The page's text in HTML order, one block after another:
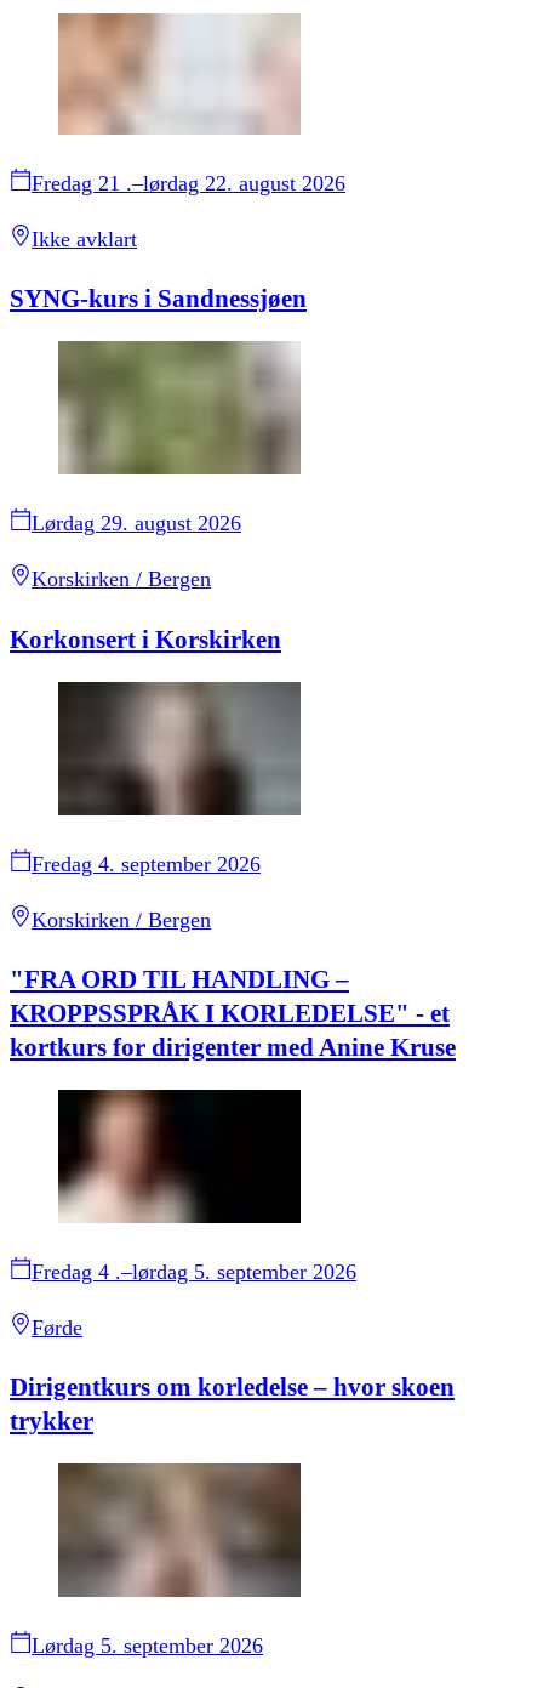
Fredag 21 .–lørdag 22. august 2026
Ikke avklart
SYNG-kurs i Sandnessjøen
Lørdag 29. august 2026
Korskirken / Bergen
Korkonsert i Korskirken
Fredag 4. september 2026
Korskirken / Bergen
"FRA ORD TIL HANDLING –
KROPPSSPRÅK I KORLEDELSE" - et
kortkurs for dirigenter med Anine Kruse
Fredag 4 .–lørdag 5. september 2026
Førde
Dirigentkurs om korledelse – hvor skoen
trykker
Lørdag 5. september 2026